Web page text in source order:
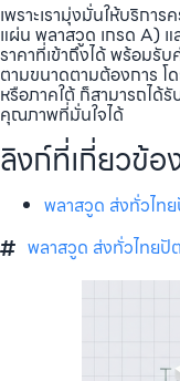
เพราะเรามุ่งมั่นให้บริกา
แผ่น พลาสวูด เกรด A)
ราคาที่เข้าถึงได้ พร้อมรั
ตามขนาดตามต้องการ โ
หรือภาคใต้ ก็สามารถได้
คุณภาพที่มั่นใจได้
ลิงก์ที่เกี่ยวข้อ
พลาสวูด ส่งทั่วไท
พลาสวูด ส่งทั่วไทยปั